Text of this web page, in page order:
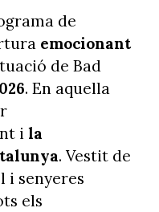
de
emocionant
de Bad
. En aquella
i la
. Vestit de
i senyeres
els